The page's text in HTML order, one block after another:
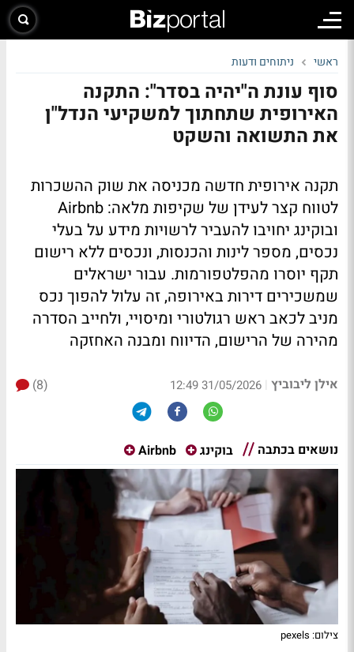
ראשי ניתוחים ודעות
סוף עונת ה"יהיה בסדר": התקנה
האירופית שתחתוך למשקיעי הנדל"ן
את התשואה והשקט
תקנה אירופית חדשה מכניסה את שוק ההשכרות
לטווח קצר לעידן של שקיפות מלאה: Airbnb
ובוקינג יחויבו להעביר לרשויות מידע על בעלי
נכסים, מספר לינות והכנסות, ונכסים ללא רישום
תקף יוסרו מהפלטפורמות. עבור ישראלים
שמשכירים דירות באירופה, זה עלול להפוך נכס
מניב לכאב ראש רגולטורי ומיסויי, ולחייב הסדרה
מהירה של הרישום, הדיווח ומבנה האחזקה
אילן ליבוביץ |
31/05/2026 12:49
(8)
נושאים בכתבה בוקינג Airbnb
צילום: pexels